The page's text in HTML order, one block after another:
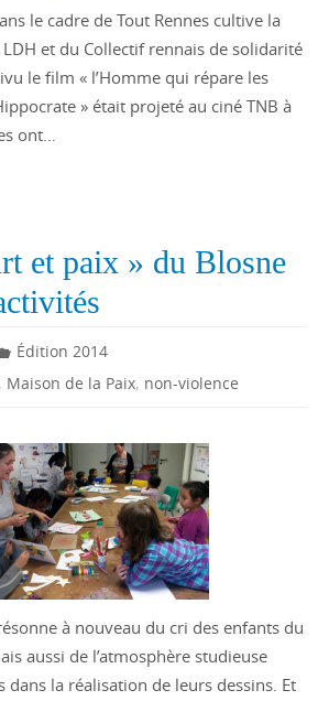
le cadre de Tout Rennes cultive la
et du Collectif rennais de solidarité
le film « l’Homme qui répare les
» était projeté au ciné TNB à
ont…
et paix » du Blosne
Édition 2014
, Maison de la Paix, non-violence
à nouveau du cri des enfants du
aussi de l’atmosphère studieuse
dans la réalisation de leurs dessins. Et